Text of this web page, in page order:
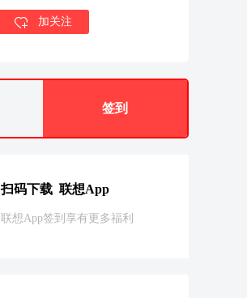
加关注
签到
扫码下载 联想App
联想App签到享有更多福利